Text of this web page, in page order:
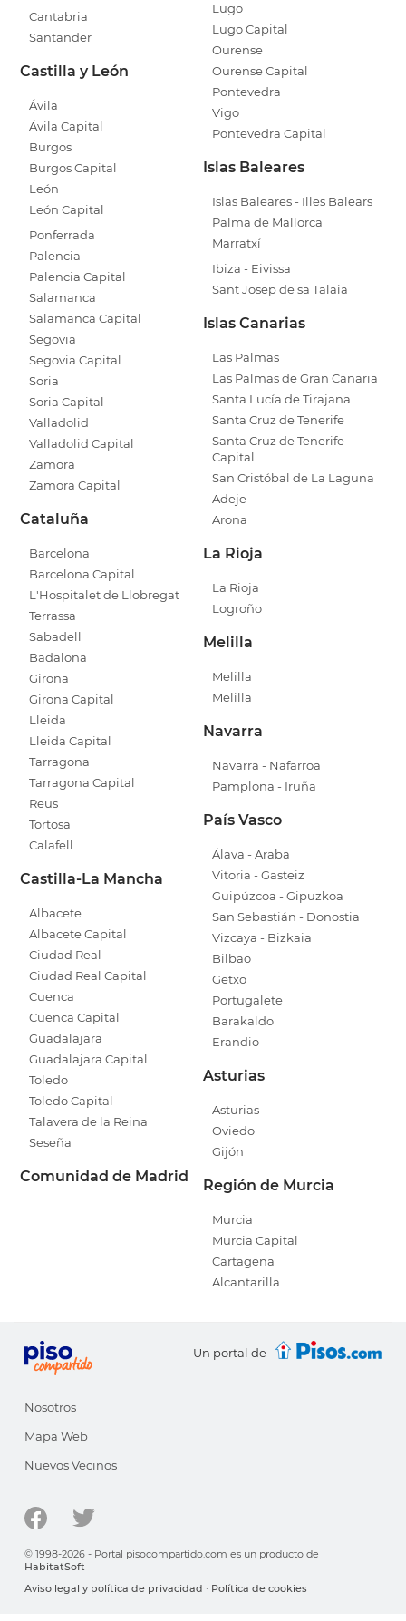
Cantabria
Santander
Castilla y León
Ávila
Ávila Capital
Burgos
Burgos Capital
León
León Capital
Ponferrada
Palencia
Palencia Capital
Salamanca
Salamanca Capital
Segovia
Segovia Capital
Soria
Soria Capital
Valladolid
Valladolid Capital
Zamora
Zamora Capital
Cataluña
Barcelona
Barcelona Capital
L'Hospitalet de Llobregat
Terrassa
Sabadell
Badalona
Girona
Girona Capital
Lleida
Lleida Capital
Tarragona
Tarragona Capital
Reus
Tortosa
Calafell
Castilla-La Mancha
Albacete
Albacete Capital
Ciudad Real
Ciudad Real Capital
Cuenca
Cuenca Capital
Guadalajara
Guadalajara Capital
Toledo
Toledo Capital
Talavera de la Reina
Seseña
Comunidad de Madrid
Lugo
Lugo Capital
Ourense
Ourense Capital
Pontevedra
Vigo
Pontevedra Capital
Islas Baleares
Islas Baleares - Illes Balears
Palma de Mallorca
Marratxí
Ibiza - Eivissa
Sant Josep de sa Talaia
Islas Canarias
Las Palmas
Las Palmas de Gran Canaria
Santa Lucía de Tirajana
Santa Cruz de Tenerife
Santa Cruz de Tenerife
Capital
San Cristóbal de La Laguna
Adeje
Arona
La Rioja
La Rioja
Logroño
Melilla
Melilla
Melilla
Navarra
Navarra - Nafarroa
Pamplona - Iruña
País Vasco
Álava - Araba
Vitoria - Gasteiz
Guipúzcoa - Gipuzkoa
San Sebastián - Donostia
Vizcaya - Bizkaia
Bilbao
Getxo
Portugalete
Barakaldo
Erandio
Asturias
Asturias
Oviedo
Gijón
Región de Murcia
Murcia
Murcia Capital
Cartagena
Alcantarilla
Un portal de
Nosotros
Mapa Web
Nuevos Vecinos
© 1998-2026 - Portal pisocompartido.com es un producto de
HabitatSoft
Aviso legal y política de privacidad · Política de cookies